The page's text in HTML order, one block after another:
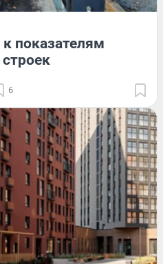
показателям
6